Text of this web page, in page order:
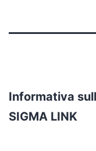
Informativa
SIGMA LINK